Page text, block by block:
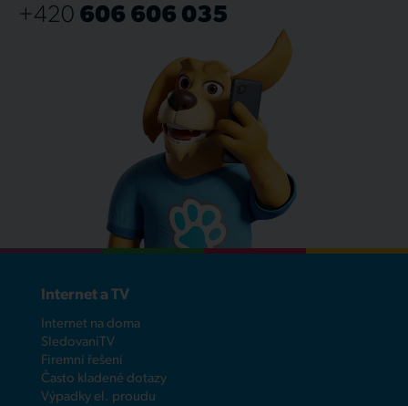
+420 606 606 035
Internet a TV
Internet na doma
SledovaniTV
Firemní řešení
Často kladené dotazy
Výpadky el. proudu